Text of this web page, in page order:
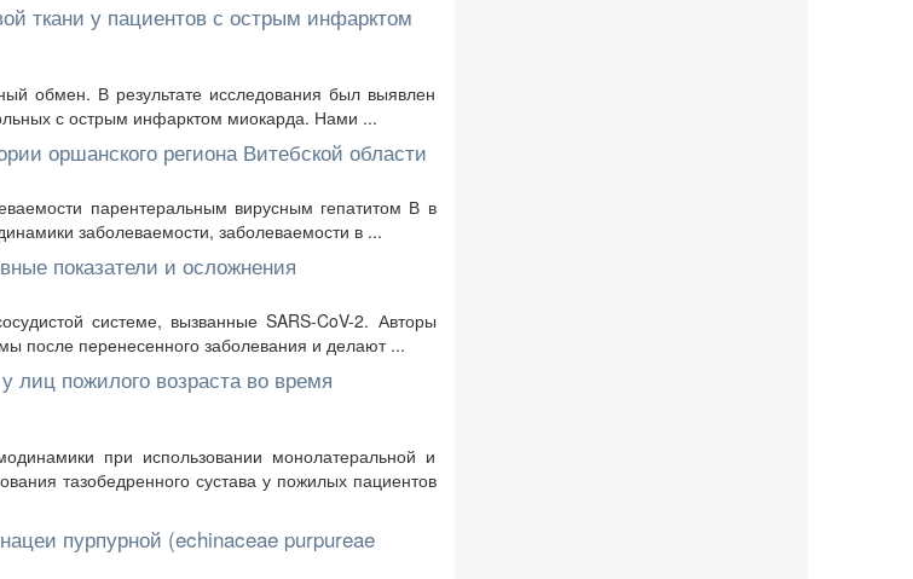
ткани у пациентов с острым инфарктом
обмен. В результате исследования был выявлен
с острым инфарктом миокарда. Нами ...
оршанского региона Витебской области
парентеральным вирусным гепатитом В в
заболеваемости, заболеваемости в ...
показатели и осложнения
системе, вызванные SARS-CoV-2. Авторы
после перенесенного заболевания и делают ...
лиц пожилого возраста во время
при использовании монолатеральной и
тазобедренного сустава у пожилых пациентов
пурпурной (echinaceae purpureae